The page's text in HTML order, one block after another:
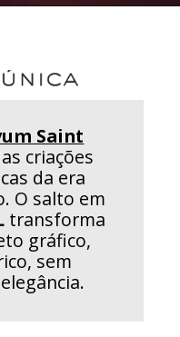
Saint
criações
da era
O salto em
transforma
gráfico,
sem